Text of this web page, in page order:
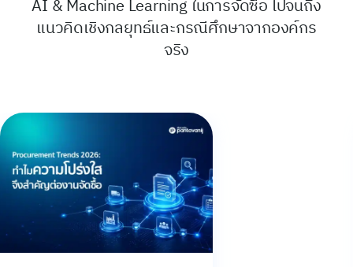
AI & Machine Learning ในการจัดซื้อ ไปจนถึง
แนวคิดเชิงกลยุทธ์และกรณีศึกษาจากองค์กร
จริง